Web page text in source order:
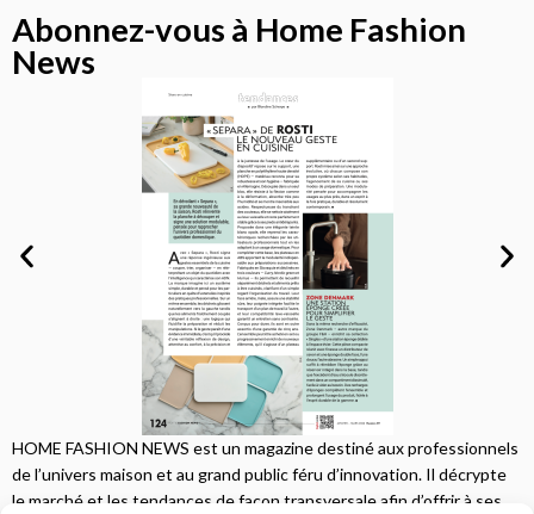
Abonnez-vous à Home Fashion
News
HOME FASHION NEWS est un magazine destiné aux professionnels
de l’univers maison et au grand public féru d’innovation. Il décrypte
le marché et les tendances de façon transversale afin d’offrir à ses